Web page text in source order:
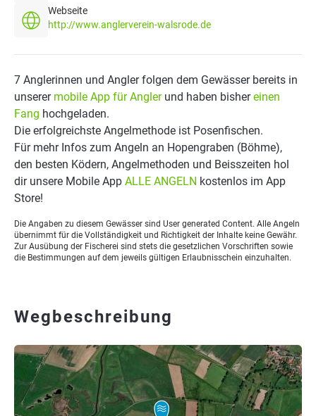
Webseite
http://www.anglerverein-walsrode.de
7 Anglerinnen und Angler folgen dem Gewässer bereits in
unserer mobile App für Anglerund haben bishereinen
Fang hochgeladen.
Die erfolgreichste Angelmethode ist Posenfischen.
Für mehr Infos zum Angeln an Hopengraben (Böhme),
den besten Ködern, Angelmethoden und Beisszeiten hol
dir unsere Mobile App ALLE ANGELN kostenlos im App
Store!
Die Angaben zu diesem Gewässer sind User generated Content. Alle Angeln
übernimmt für die Vollständigkeit und Richtigkeit der Inhalte keine Gewähr.
Zur Ausübung der Fischerei sind stets die gesetzlichen Vorschriften sowie
die Bestimmungen auf dem jeweils gültigen Erlaubnisschein einzuhalten.
Wegbeschreibung